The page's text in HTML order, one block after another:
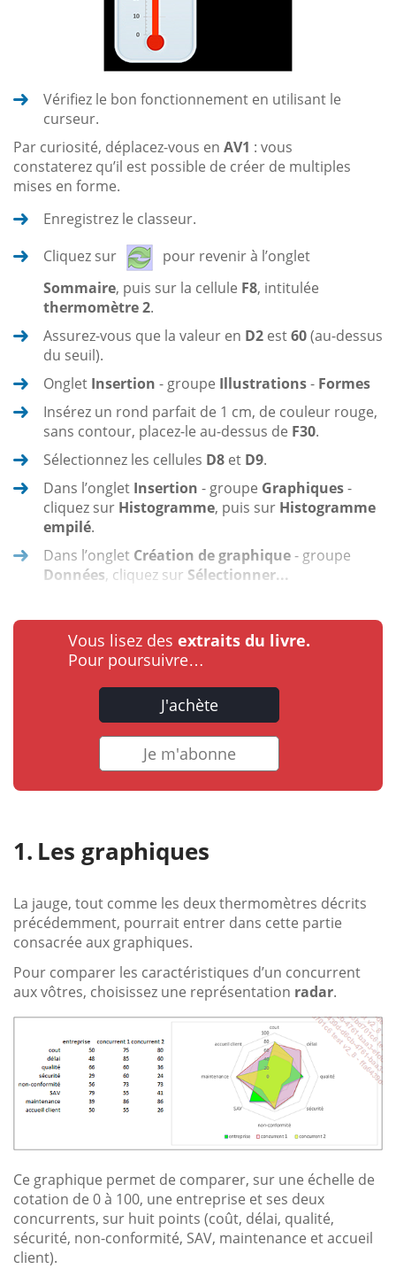
Vérifiez le bon fonctionnement en utilisant le
curseur.
Par curiosité, déplacez-vous en AV1 : vous
constaterez qu’il est possible de créer de multiples
mises en forme.
Enregistrez le classeur.
Cliquez sur
pour revenir à l’onglet
Sommaire, puis sur la cellule F8, intitulée
thermomètre 2.
Assurez-vous que la valeur en D2 est60(au-dessus
du seuil).
Onglet Insertion - groupe Illustrations- Formes
Insérez un rond parfait de 1 cm, de couleur rouge,
sans contour, placez-le au-dessus de F30.
Sélectionnez les cellules D8 et D9.
Dans l’onglet Insertion - groupe Graphiques-
cliquez sur Histogramme, puis sur Histogramme
empilé.
Dans l’onglet Création de graphique- groupe
Données, cliquez sur Sélectionner...
Vous lisez des extraits du livre.
Pour poursuivre…
J'achète
Je m'abonne
Les graphiques
La jauge, tout comme les deux thermomètres décrits
précédemment, pourrait entrer dans cette partie
consacrée aux graphiques.
Pour comparer les caractéristiques d’un concurrent
aux vôtres, choisissez une représentation radar.
Ce graphique permet de comparer, sur une échelle de
cotation de 0 à 100, une entreprise et ses deux
concurrents, sur huit points (coût, délai, qualité,
sécurité, non-conformité, SAV, maintenance et accueil
client).